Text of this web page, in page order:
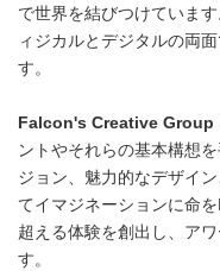
で世界を結びつけていま
ィジカルとデジタルの両
す。
Falcon's Creative Group
ントやそれらの基本構想
ジョン、魅力的なデザイ
てイマジネーションに命
超える体験を創出し、ア
す。